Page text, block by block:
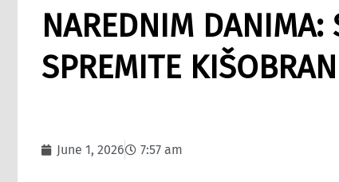
NAREDNIM DANIMA:
SPREMITE
June 1, 2026 7:57 am